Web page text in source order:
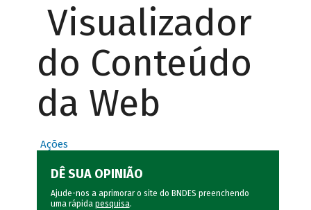
Visualizador
do Conteúdo
da Web
Ações
DÊ SUA OPINIÃO
Ajude-nos a aprimorar o site do BNDES preenchendo
uma rápida pesquisa.